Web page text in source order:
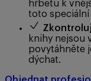
hřbetu k
toto
knihy nejsou
povytáhněte
dýchat.